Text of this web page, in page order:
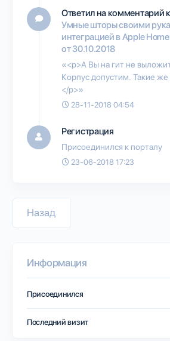
Ответил на комментарий
Умные шторы своими
интеграцией в Apple
от 30.10.2018
«<p>А Вы на гит не
Корпус допустим. Такие
</p>»
28-11-2018 04:54
Регистрация
Присоединился к порталу
23-06-2018 17:23
Назад
Информация
Присоединился
Последний визит